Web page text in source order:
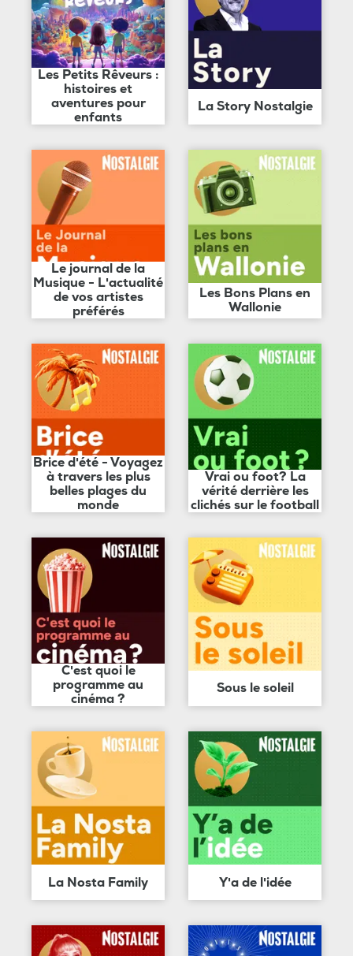
Les Petits Rêveurs :
histoires et
aventures pour
enfants
La Story Nostalgie
Le journal de la
Musique - L'actualité
de vos artistes
préférés
Les Bons Plans en
Wallonie
Brice d'été - Voyagez
à travers les plus
belles plages du
monde
Vrai ou foot? La
vérité derrière les
clichés sur le football
C'est quoi le
programme au
cinéma ?
Sous le soleil
La Nosta Family Y'a de l'idée